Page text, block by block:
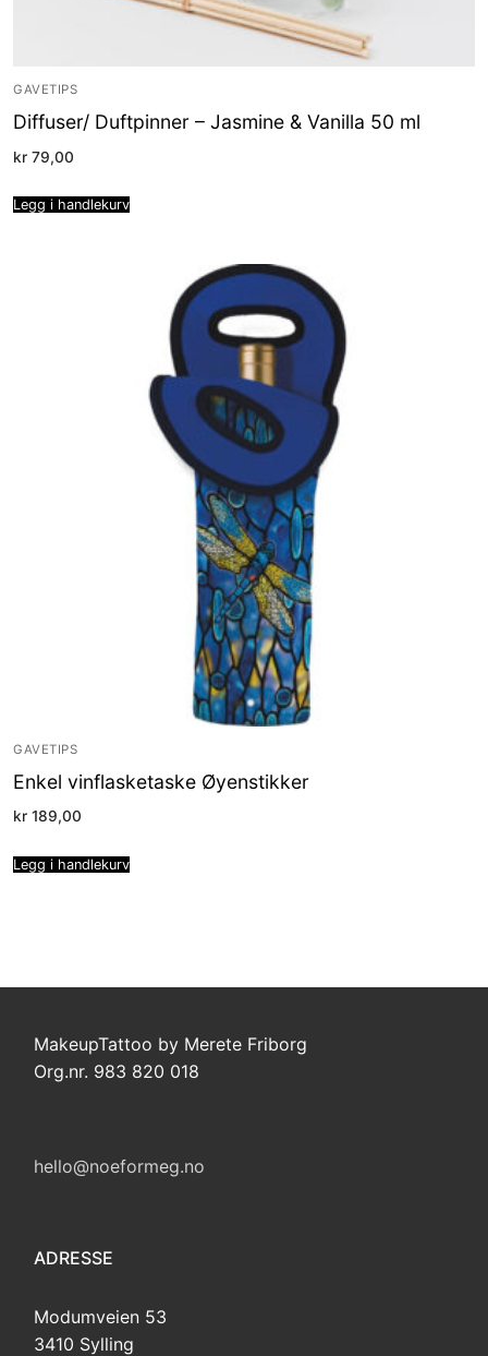
GAVETIPS
Diffuser/ Duftpinner – Jasmine & Vanilla 50 ml
kr 79,00
Legg i handlekurv
GAVETIPS
Enkel vinflasketaske Øyenstikker
kr 189,00
Legg i handlekurv
MakeupTattoo by Merete Friborg
Org.nr. 983 820 018
hello@noeformeg.no
ADRESSE
Modumveien 53
3410 Sylling